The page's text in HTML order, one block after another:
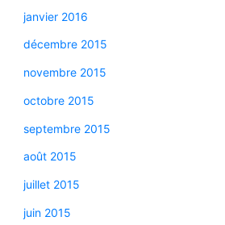
janvier 2016
décembre 2015
novembre 2015
octobre 2015
septembre 2015
août 2015
juillet 2015
juin 2015